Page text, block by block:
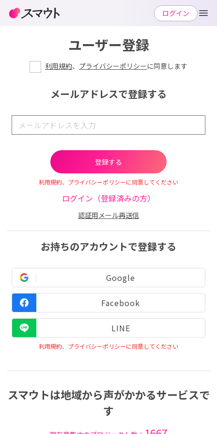
ユーザー登録
利用規約、 プライバシーポリシーに同意します
メールアドレスで登録する
利用規約、プライバシーポリシーに同意してください
ログイン（登録済みの方）
認証用メール再送信
お持ちのアカウントで登録する
Google
Facebook
LINE
利用規約、プライバシーポリシーに同意してください
スマウトは地域から声がかかるサービスで
す
ログイン